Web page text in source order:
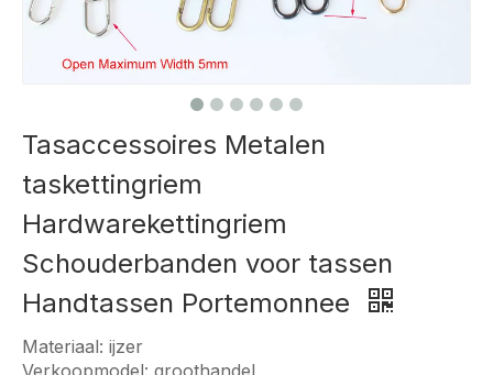
Tasaccessoires Metalen
taskettingriem
Hardwarekettingriem
Schouderbanden voor tassen
Handtassen Portemonnee
Materiaal: ijzer